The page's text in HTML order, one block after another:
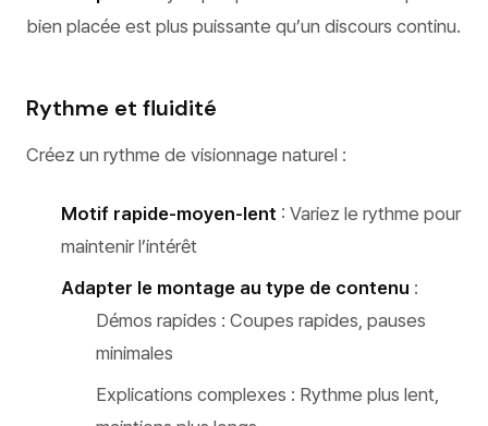
bien placée est plus puissante qu’un discours continu.
Rythme et fluidité
Créez un rythme de visionnage naturel :
Motif rapide-moyen-lent : Variez le rythme pour
maintenir l’intérêt
Adapter le montage au type de contenu :
Démos rapides : Coupes rapides, pauses
minimales
Explications complexes : Rythme plus lent,